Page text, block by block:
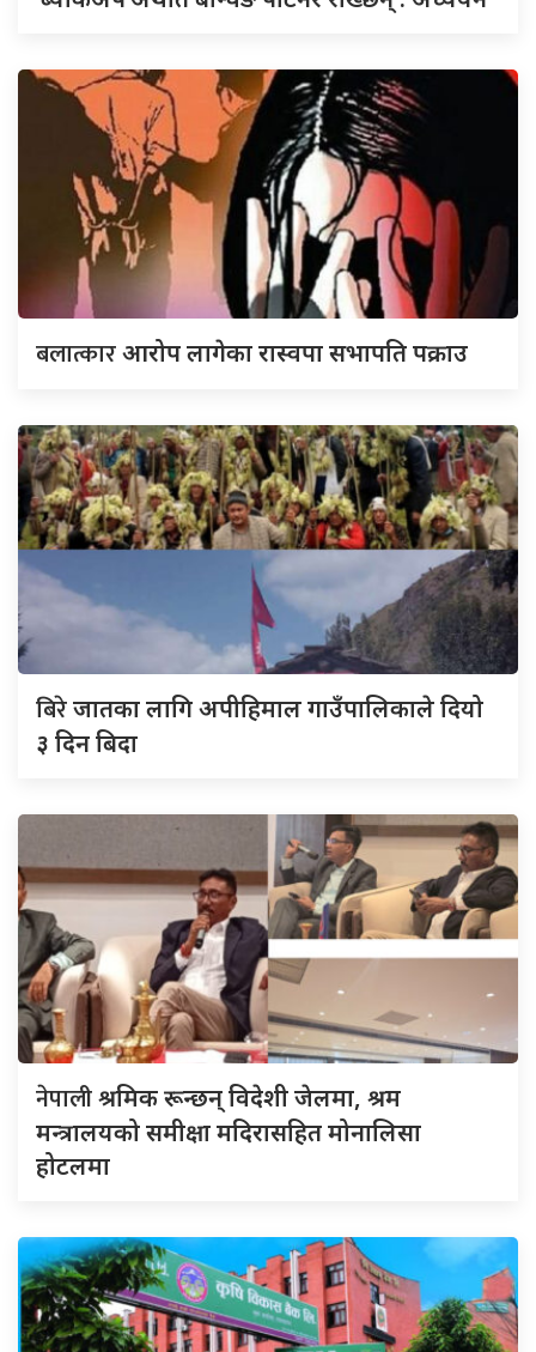
बलात्कारआरोप लागेका रास्वपा सभापति पक्राउ
बिरेजातका लागि अपीहिमाल गाउँपालिकाले दियो
३ दिन बिदा
नेपालीश्रमिक रून्छन् विदेशी जेलमा, श्रम
मन्त्रालयको समीक्षा मदिरासहित मोनालिसा
होटलमा